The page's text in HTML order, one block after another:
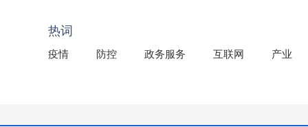
热词
疫情 防控 政务服务 互联网 产业